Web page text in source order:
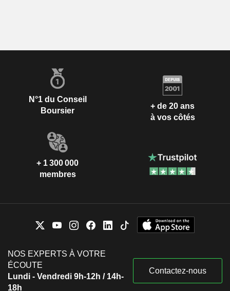
N°1 du Conseil
Boursier
+ de 20 ans
à vos côtés
+ 1 300 000
membres
NOS EXPERTS À VOTRE
ÉCOUTE
Lundi - Vendredi 9h-12h / 14h-
18h
Contactez-nous